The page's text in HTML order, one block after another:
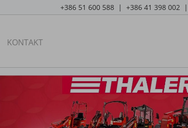
+386 51 600 588 | +386 41 398 002 |
KONTAKT